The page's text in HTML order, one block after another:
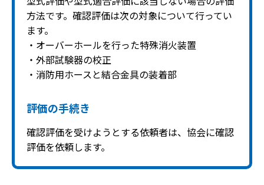
方法です。確認評価は次の対象について行ってい
ます。
・オーバーホールを行った特殊消火装置
・外部試験器の校正
・消防用ホースと結合金具の装着部
評価の手続き
確認評価を受けようとする依頼者は、協会に確認
評価を依頼します。